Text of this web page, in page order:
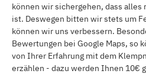
können wir sichergehen, dass alles
ist. Deswegen bitten wir stets um
können wir uns verbessern.
Bewertungen bei Google Maps, so
von Ihrer Erfahrung mit dem
erzählen - dazu werden Ihnen 10€